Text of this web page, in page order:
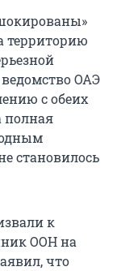
территорию
ОАЭ
с обеих
полная
становилось
к
ООН на
что